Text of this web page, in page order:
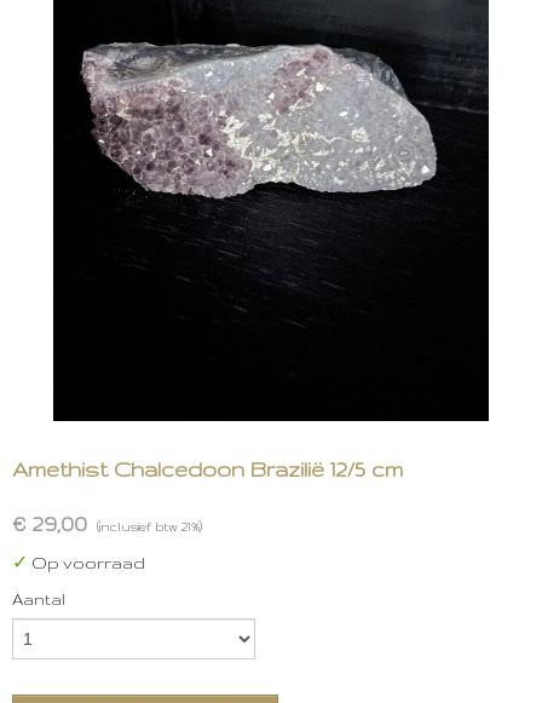
Amethist Chalcedoon Brazilië 12/5 cm
€ 29,00 (inclusief btw 21%)
✓ Op voorraad
Aantal